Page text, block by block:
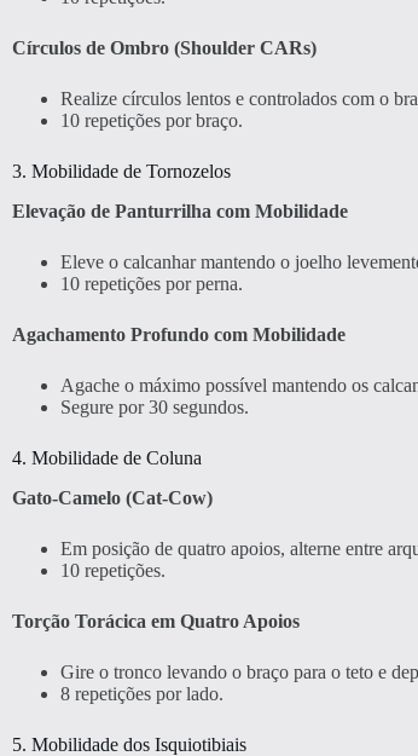
Círculos de Ombro (Shoulder CARs)
Realize círculos lentos e controlados com o
10 repetições por braço.
3. Mobilidade de Tornozelos
Elevação de Panturrilha com Mobilidade
Eleve o calcanhar mantendo o joelho
10 repetições por perna.
Agachamento Profundo com Mobilidade
Agache o máximo possível mantendo os
Segure por 30 segundos.
4. Mobilidade de Coluna
Gato-Camelo (Cat-Cow)
Em posição de quatro apoios, alterne entre
10 repetições.
Torção Torácica em Quatro Apoios
Gire o tronco levando o braço para o teto e
8 repetições por lado.
5. Mobilidade dos Isquiotibiais